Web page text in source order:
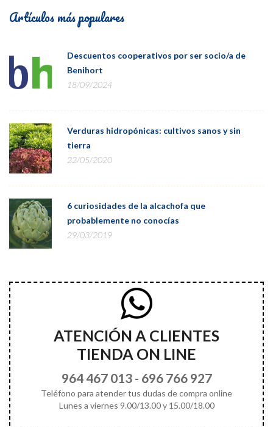
Artículos más populares
Descuentos cooperativos por ser socio/a de
Benihort
18/09/2024
Verduras hidropónicas: cultivos sanos y sin
tierra
22/05/2020
6 curiosidades de la alcachofa que
probablemente no conocías
29/03/2019
ATENCIÓN A CLIENTES
TIENDA ON LINE
964 467 013- 696 766 927
Teléfono para atender tus dudas de compra online
Lunes a viernes 9.00/13.00 y 15.00/18.00